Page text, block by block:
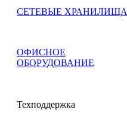
СЕТЕВЫЕ ХРАНИЛИЩА
ОФИСНОЕ
ОБОРУДОВАНИЕ
Техподдержка